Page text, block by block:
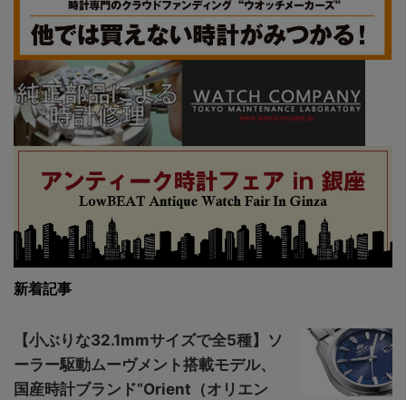
新着記事
【小ぶりな32.1mmサイズで全5種】ソ
ーラー駆動ムーヴメント搭載モデル、
国産時計ブランド“Orient（オリエン